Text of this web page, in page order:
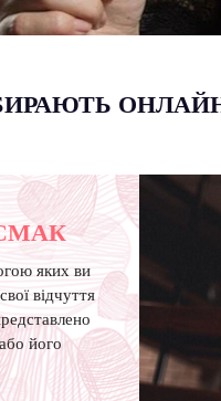
ОНЛАЙН-
яких ви
відчуття
його